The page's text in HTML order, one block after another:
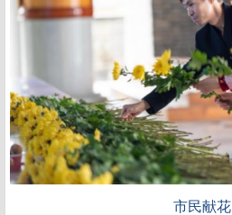
市民献花